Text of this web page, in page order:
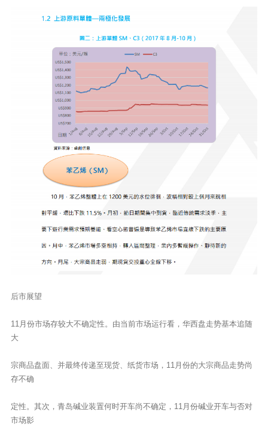
后市展望
11月份市场存较大不确定性。由当前市场运行看，华西盘走势基本追随
大
宗商品盘面、并最终传递至现货、纸货市场，11月份的大宗商品走势尚
存不确
定性。其次，青岛碱业装置何时开车尚不确定，11月份碱业开车与否对
市场影